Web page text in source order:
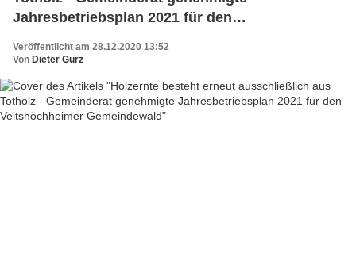
Jahresbetriebsplan 2021 für den
Veröffentlicht am 28.12.2020 13:52
Von Dieter Gürz